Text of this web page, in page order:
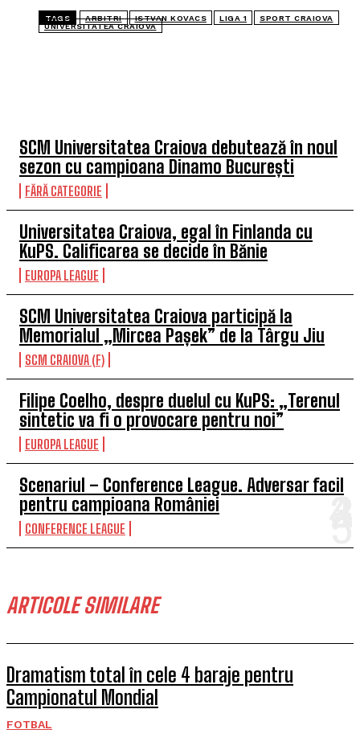
SCM Universitatea Craiova debutează în noul
sezon cu campioana Dinamo București
FĂRĂ CATEGORIE
Universitatea Craiova, egal în Finlanda cu
KuPS. Calificarea se decide în Bănie
EUROPA LEAGUE
SCM Universitatea Craiova participă la
Memorialul „Mircea Pașek” de la Târgu Jiu
SCM CRAIOVA (F)
Filipe Coelho, despre duelul cu KuPS: „Terenul
sintetic va fi o provocare pentru noi”
EUROPA LEAGUE
Scenariul – Conference League. Adversar facil
pentru campioana României
CONFERENCE LEAGUE
ARTICOLE SIMILARE
Dramatism total în cele 4 baraje pentru
Campionatul Mondial
FOTBAL
TAGS ARBITRI ISTVAN KOVACS LIGA 1
SPORT CRAIOVA
UNIVERSITATEA CRAIOVA